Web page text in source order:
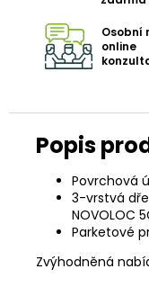
Osobní
online
Povrchová
3-vrstvá
NOVOLOC
Parketové
Zvýhodněná